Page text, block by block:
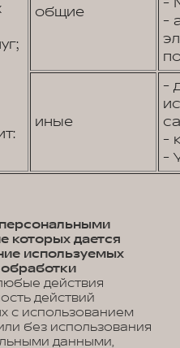
общие
-
иные
-
-
-
которых дается
используемых
действия
действий
с использованием
без использования
данными,